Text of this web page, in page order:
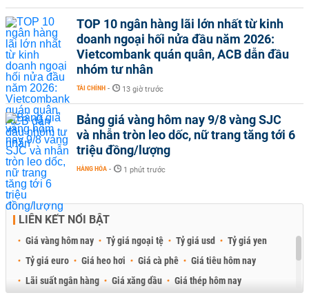
TOP 10 ngân hàng lãi lớn nhất từ kinh
doanh ngoại hối nửa đầu năm 2026:
Vietcombank quán quân, ACB dẫn đầu
nhóm tư nhân
TÀI CHÍNH - 13 giờ trước
Bảng giá vàng hôm nay 9/8 vàng SJC
và nhẫn tròn leo dốc, nữ trang tăng tới 6
triệu đồng/lượng
HÀNG HÓA - 1 phút trước
LIÊN KẾT NỔI BẬT
Giá vàng hôm nay Tỷ giá ngoại tệ Tỷ giá usd
Tỷ giá yen
Tỷ giá euro
Giá heo hơi Giá cà phê
Giá tiêu hôm nay
Lãi suất ngân hàng
Giá xăng dầu
Giá thép hôm nay